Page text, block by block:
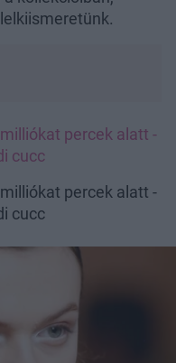
percek alatt -
cucc
percek alatt -
cucc